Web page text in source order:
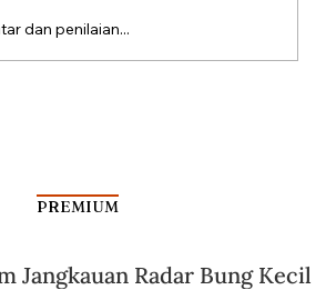
Moestopo
dan penilaian...
PREMIUM
Jangkauan Radar Bung Kecil